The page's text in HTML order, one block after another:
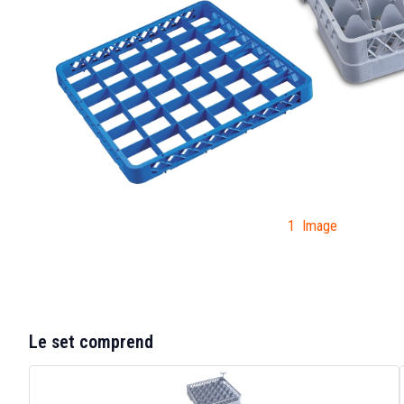
1 Image
Le set comprend